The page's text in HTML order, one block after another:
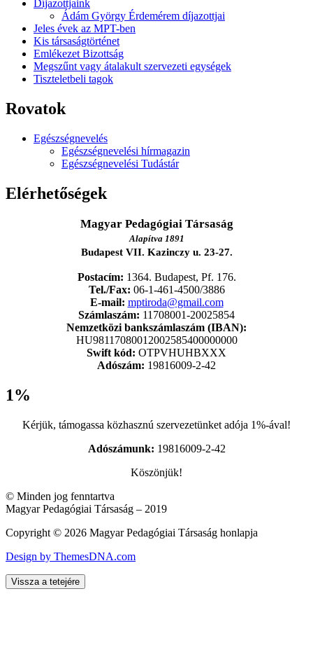
Díjazottjaink
Ádám György Érdemérem díjazottjai
Jeles évek az MPT-ben
Kis társaságtörténet
Emlékezet Bizottság
Megszűnt vagy átalakult szervezeti egységek
Tiszteletbeli tagok
Rovatok
Egészségnevelés
Egészségnevelési hírmagazin
Egészségnevelési Tudástár
Elérhetőségek
Magyar Pedagógiai Társaság
Alapítva 1891
Budapest VII. Kazinczy u. 23-27.
Postacím: 1364. Budapest, Pf. 176.
Tel./Fax: 06-1-461-4500/3886
E-mail: mptiroda@gmail.com
Számlaszám: 11708001-20025854
Nemzetközi bankszámlaszám (IBAN):
HU98117080012002585400000000
Swift kód: OTPVHUHBXXX
Adószám: 19816009-2-42
1%
Kérjük, támogassa közhasznú szervezetünket adója 1%-ával!
Adószámunk: 19816009-2-42
Köszönjük!
© Minden jog fenntartva
Magyar Pedagógiai Társaság – 2019
Copyright © 2026 Magyar Pedagógiai Társaság honlapja
Design by ThemesDNA.com
Vissza a tetejére